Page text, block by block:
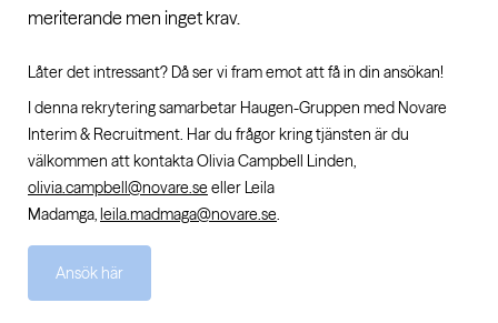
meriterande men inget krav.
Låter det intressant? Då ser vi fram emot att få in din ansökan!
I denna rekrytering samarbetar Haugen-Gruppen med Novare
Interim & Recruitment. Har du frågor kring tjänsten är du
välkommen att kontakta Olivia Campbell Linden,
olivia.campbell@novare.se eller Leila
Madamga,leila.madmaga@novare.se.
Ansök här